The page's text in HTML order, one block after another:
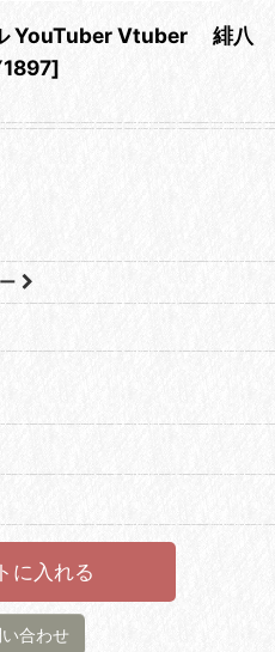
ル YouTuber Vtuber 緋八
]
に入れる
合わせ